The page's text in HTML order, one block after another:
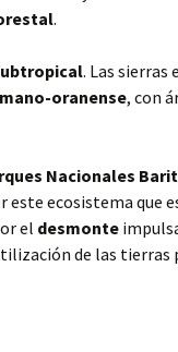
.
. Las sierras
oranense, con
Nacionales
este ecosistema que
el desmonte
de las tierras